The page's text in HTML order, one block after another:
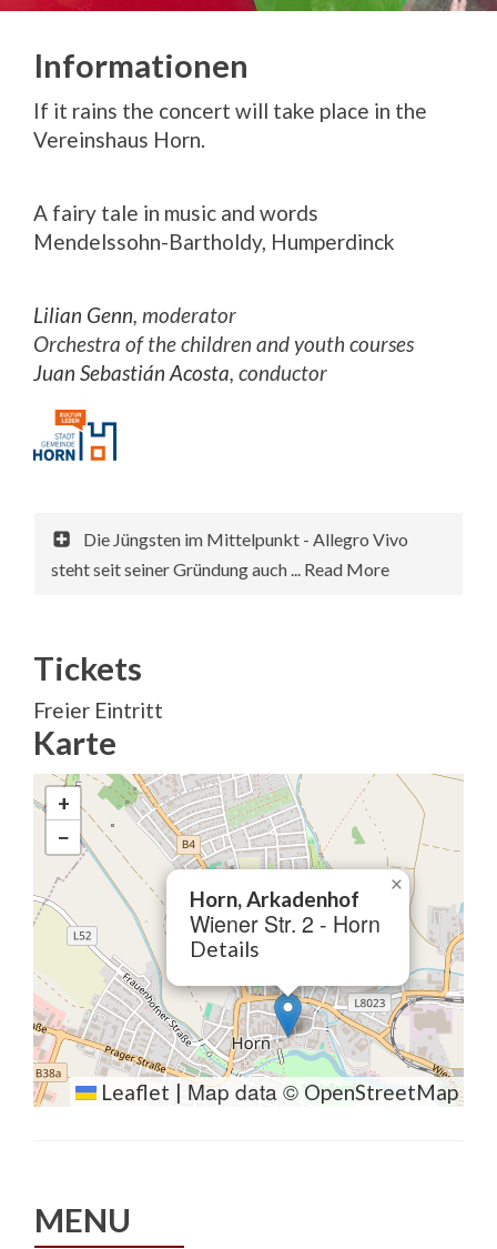
Informationen
If it rains the concert will take place in the
Vereinshaus Horn.
A fairy tale in music and words
Mendelssohn-Bartholdy, Humperdinck
Lilian Genn, moderator
Orchestra of the children and youth courses
Juan Sebastián Acosta, conductor
Die Jüngsten im Mittelpunkt - Allegro Vivo
steht seit seiner Gründung auch ... Read More
Tickets
Freier Eintritt
Karte
Horn, Arkadenhof
Wiener Str. 2 - Horn
Details
×
+
−
Leaflet | Map data ©OpenStreetMap
MENU